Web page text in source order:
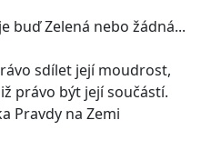
buď Zelená nebo žádná...
sdílet její moudrost,
právo být její součástí.
Pravdy na Zemi